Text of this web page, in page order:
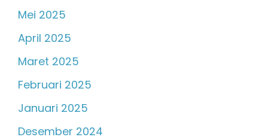
Mei 2025
April 2025
Maret 2025
Februari 2025
Januari 2025
Desember 2024